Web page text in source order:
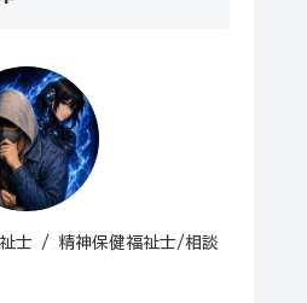
祉士 / 精神保健福祉士/相談